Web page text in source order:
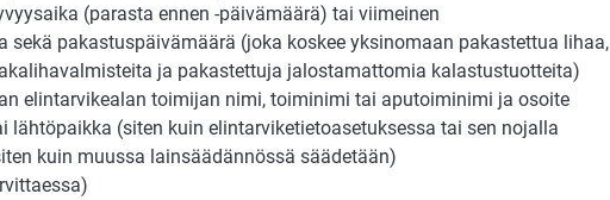
(parasta ennen -päivämäärä) tai viimeinen
sekä pakastuspäivämäärä (joka koskee yksinomaan pakastettua lihaa,
ja pakastettuja jalostamattomia kalastustuotteita)
elintarvikealan toimijan nimi, toiminimi tai aputoiminimi ja osoite
lähtöpaikka (siten kuin elintarviketietoasetuksessa tai sen nojalla
kuin muussa lainsäädännössä säädetään)